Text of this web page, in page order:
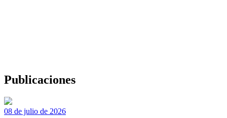
Publicaciones
08 de julio de 2026